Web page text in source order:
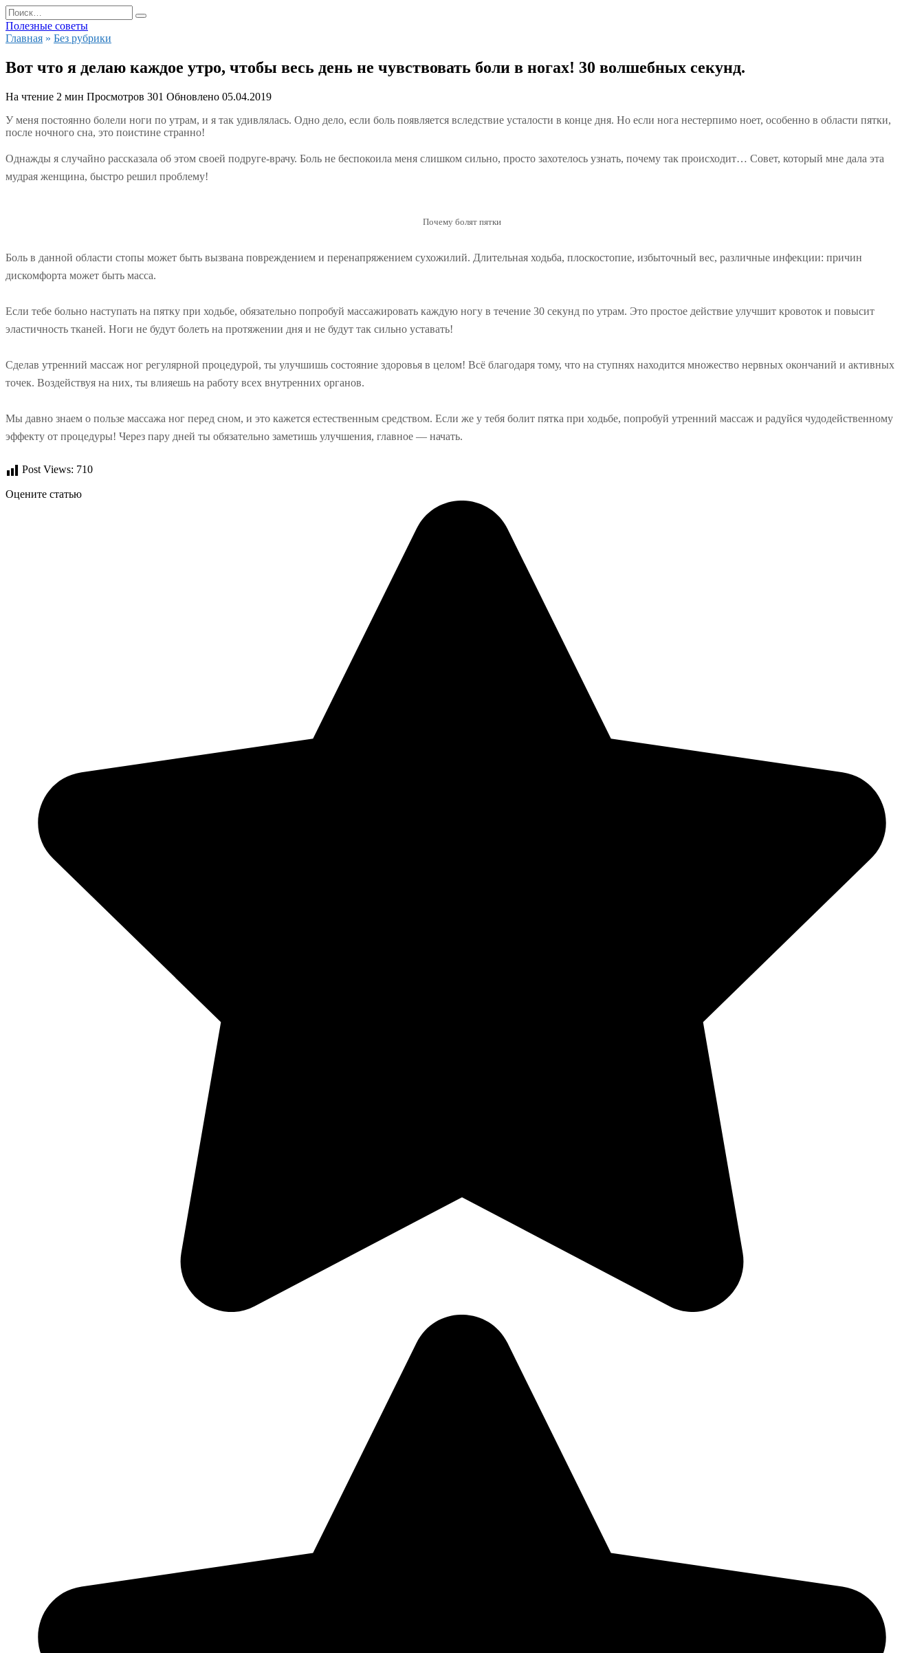
Перейти
к
содержанию
Search
for:
Полезные советы
Главная » Без рубрики
Вот что я делаю каждое утро, чтобы весь день не чувствовать боли в ногах! 30 волшебных секунд.
На чтение 2 мин Просмотров 301 Обновлено 05.04.2019
У меня постоянно болели ноги по утрам, и я так удивлялась. Одно дело, если боль появляется вследствие усталости в конце дня. Но если нога нестерпимо ноет, особенно в области пятки,
после ночного сна, это поистине странно!
Однажды я случайно рассказала об этом своей подруге-врачу. Боль не беспокоила меня слишком сильно, просто захотелось узнать, почему так происходит… Совет, который мне дала эта
мудрая женщина, быстро решил проблему!
Почему болят пятки
Боль в данной области стопы может быть вызвана повреждением и перенапряжением сухожилий. Длительная ходьба, плоскостопие, избыточный вес, различные инфекции: причин
дискомфорта может быть масса.
Если тебе больно наступать на пятку при ходьбе, обязательно попробуй массажировать каждую ногу в течение 30 секунд по утрам. Это простое действие улучшит кровоток и повысит
эластичность тканей. Ноги не будут болеть на протяжении дня и не будут так сильно уставать!
Сделав утренний массаж ног регулярной процедурой, ты улучшишь состояние здоровья в целом! Всё благодаря тому, что на ступнях находится множество нервных окончаний и активных
точек. Воздействуя на них, ты влияешь на работу всех внутренних органов.
Мы давно знаем о пользе массажа ног перед сном, и это кажется естественным средством. Если же у тебя болит пятка при ходьбе, попробуй утренний массаж и радуйся чудодейственному
эффекту от процедуры! Через пару дней ты обязательно заметишь улучшения, главное — начать.
Post Views: 710
Оцените статью